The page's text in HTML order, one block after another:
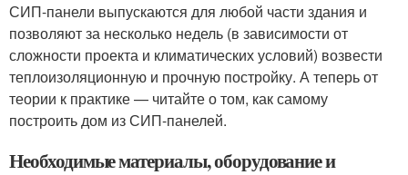
СИП-панели выпускаются для любой части здания и
позволяют за несколько недель (в зависимости от
сложности проекта и климатических условий) возвести
теплоизоляционную и прочную постройку. А теперь от
теории к практике — читайте о том, как самому
построить дом из СИП-панелей.
Необходимые материалы, оборудование и